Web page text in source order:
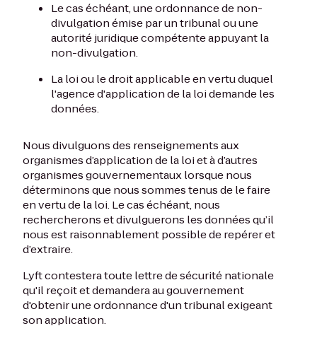
Le cas échéant, une ordonnance de non-
divulgation émise par un tribunal ou une
autorité juridique compétente appuyant la
non-divulgation.
La loi ou le droit applicable en vertu duquel
l'agence d'application de la loi demande les
données.
Nous divulguons des renseignements aux
organismes d’application de la loi et à d’autres
organismes gouvernementaux lorsque nous
déterminons que nous sommes tenus de le faire
en vertu de la loi. Le cas échéant, nous
rechercherons et divulguerons les données qu’il
nous est raisonnablement possible de repérer et
d’extraire.
Lyft contestera toute lettre de sécurité nationale
qu'il reçoit et demandera au gouvernement
d'obtenir une ordonnance d'un tribunal exigeant
son application.